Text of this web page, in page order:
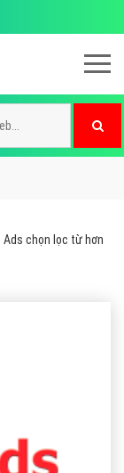
chọn lọc từ hơn